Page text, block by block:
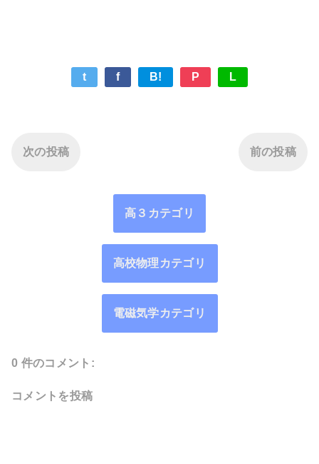
t f B! P L
次の投稿 前の投稿
高３カテゴリ
高校物理カテゴリ
電磁気学カテゴリ
0 件のコメント:
コメントを投稿